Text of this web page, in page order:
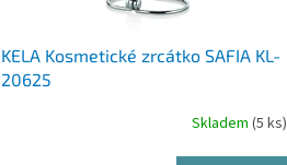
KELA Kosmetické zrcátko SAFIA KL-
20625
Skladem (5 ks)